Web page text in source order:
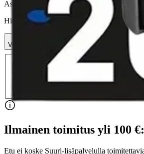
Asiakasomistajahinta
Hinta ilman S-Etukorttia:
59,95 €
Verkkokaupan hinta
Valitse toimitustapa
Ilmainen
Kotiin tai
Ilmainen toimitus yli 100
Etu ei koske Suuri‑lisäpalvelulla